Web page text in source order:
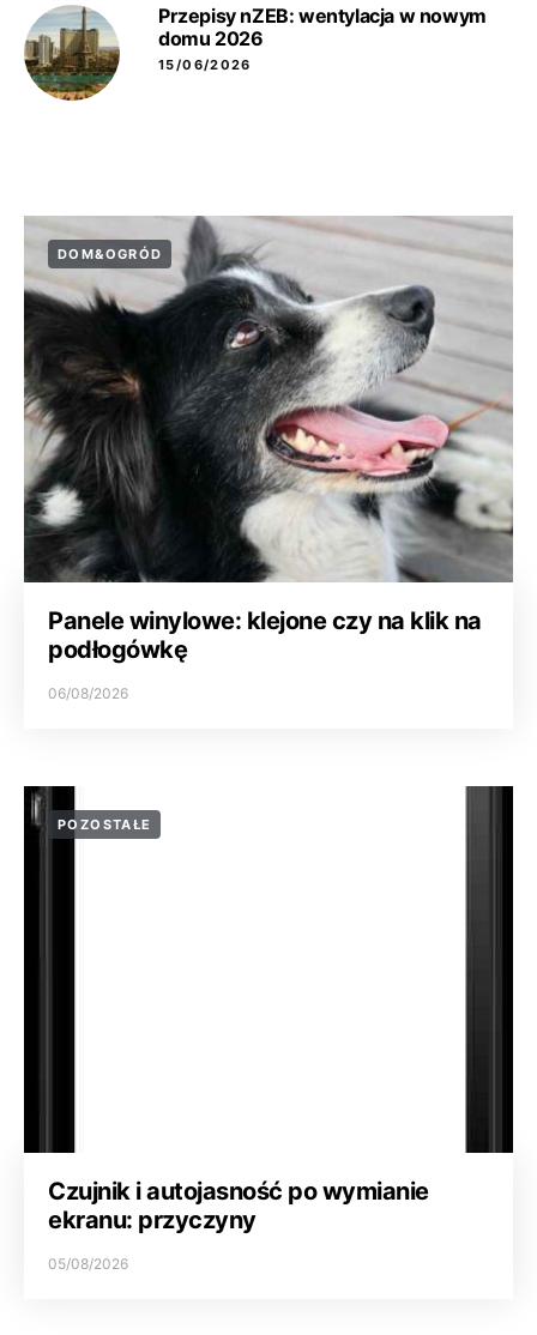
Przepisy nZEB: wentylacja w nowym
domu 2026
15/06/2026
DOM&OGRÓD
Panele winylowe: klejone czy na klik na
podłogówkę
06/08/2026
POZOSTAŁE
Czujnik i autojasność po wymianie
ekranu: przyczyny
05/08/2026